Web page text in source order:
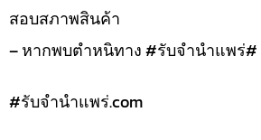
สอบสภาพสินค้า
– หากพบตำหนิทาง #รับจำนำแพร่
#รับจํานําแพร่.com